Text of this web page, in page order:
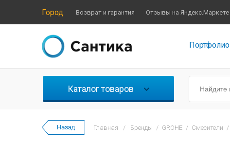
Город Возврат и гарантия Отзывы на Яндекс.Маркете
Портфолио
Каталог товаров
Главная / Бренды / GROHE / Смесители /